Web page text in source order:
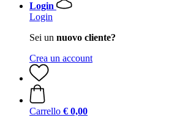
Login
Login
Sei un nuovo cliente?
Crea un account
Carrello € 0,00